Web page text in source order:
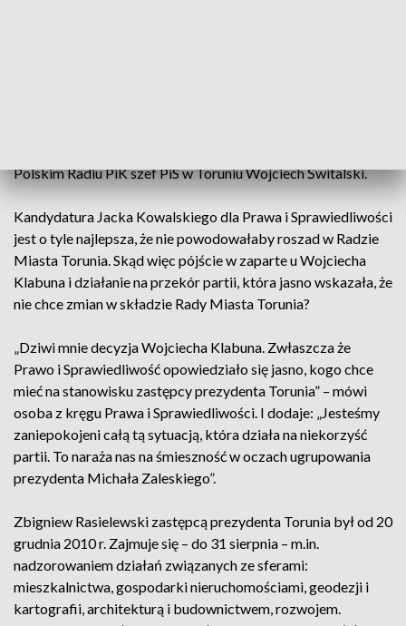
Polskim Radiu PiK szef PiS w Toruniu Wojciech Świtalski.
Kandydatura Jacka Kowalskiego dla Prawa i Sprawiedliwości
jest o tyle najlepsza, że nie powodowałaby roszad w Radzie
Miasta Torunia. Skąd więc pójście w zaparte u Wojciecha
Klabuna i działanie na przekór partii, która jasno wskazała, że
nie chce zmian w składzie Rady Miasta Torunia?
„Dziwi mnie decyzja Wojciecha Klabuna. Zwłaszcza że
Prawo i Sprawiedliwość opowiedziało się jasno, kogo chce
mieć na stanowisku zastępcy prezydenta Torunia” – mówi
osoba z kręgu Prawa i Sprawiedliwości. I dodaje: „Jesteśmy
zaniepokojeni całą tą sytuacją, która działa na niekorzyść
partii. To naraża nas na śmieszność w oczach ugrupowania
prezydenta Michała Zaleskiego”.
Zbigniew Rasielewski zastępcą prezydenta Torunia był od 20
grudnia 2010 r. Zajmuje się – do 31 sierpnia – m.in.
nadzorowaniem działań związanych ze sferami:
mieszkalnictwa, gospodarki nieruchomościami, geodezji i
kartografii, architekturą i budownictwem, rozwojem.